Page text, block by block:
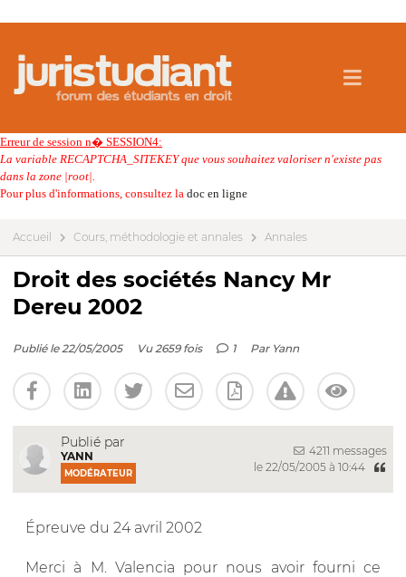
Erreur de session n� SESSION4:
La variable RECAPTCHA_SITEKEY que vous souhaitez valoriser n'existe pas
dans la zone |root|.
Pour plus d'informations, consultez la doc en ligne
Accueil Cours, méthodologie et annales Annales
Droit des sociétés Nancy Mr
Dereu 2002
Publié le 22/05/2005 Vu 2659 fois 1 Par Yann
Publié par
YANN
MODÉRATEUR
4211 messages
le 22/05/2005 à 10:44
Épreuve du 24 avril 2002
Merci à M. Valencia pour nous avoir fourni ce